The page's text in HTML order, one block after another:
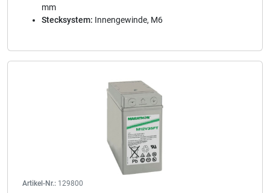
mm
Stecksystem: Innengewinde, M6
Artikel-Nr.: 129800